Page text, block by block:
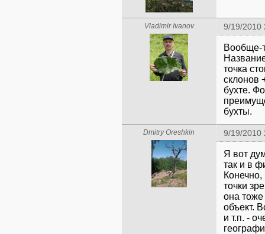
Vladimir Ivanov 9/19/2010
Вообще-
точка
склонов
бухте.
бухты.
Dmitry Oreshkin 9/19/2010
Я вот
так и в
Конечно,
точки
она тоже
объект.
и т.п. -